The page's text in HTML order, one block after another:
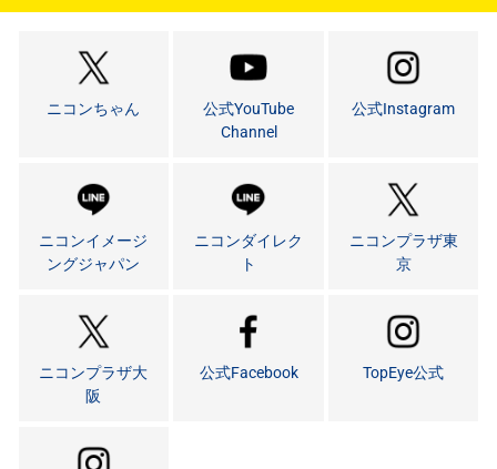
ニコンちゃん
公式YouTube
Channel
公式Instagram
ニコンイメージ
ングジャパン
ニコンダイレク
ト
ニコンプラザ東
京
ニコンプラザ大
阪
公式Facebook TopEye公式